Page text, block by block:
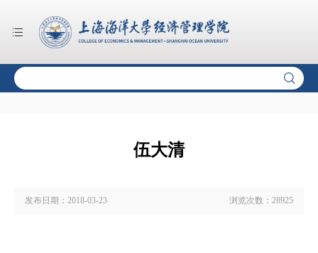
伍大清
发布日期： 2018-03-23 浏览次数： 28925